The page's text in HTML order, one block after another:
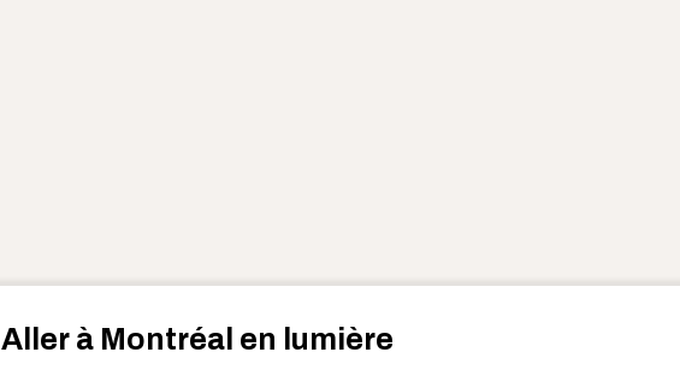
Aller à Montréal en lumière